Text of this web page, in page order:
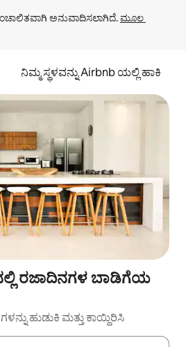
ಅನುವಾದಿಸಲಾಗಿದೆ. ಮೂಲ
ನಿಮ್ಮ ಸ್ಥಳವನ್ನು Airbnb ಯಲ್ಲಿ ಹಾಕಿ
ರಜಾದಿನಗಳ ಬಾಡಿಗೆಯ
ಹುಡುಕಿ ಮತ್ತು ಕಾಯ್ದಿರಿಸಿ